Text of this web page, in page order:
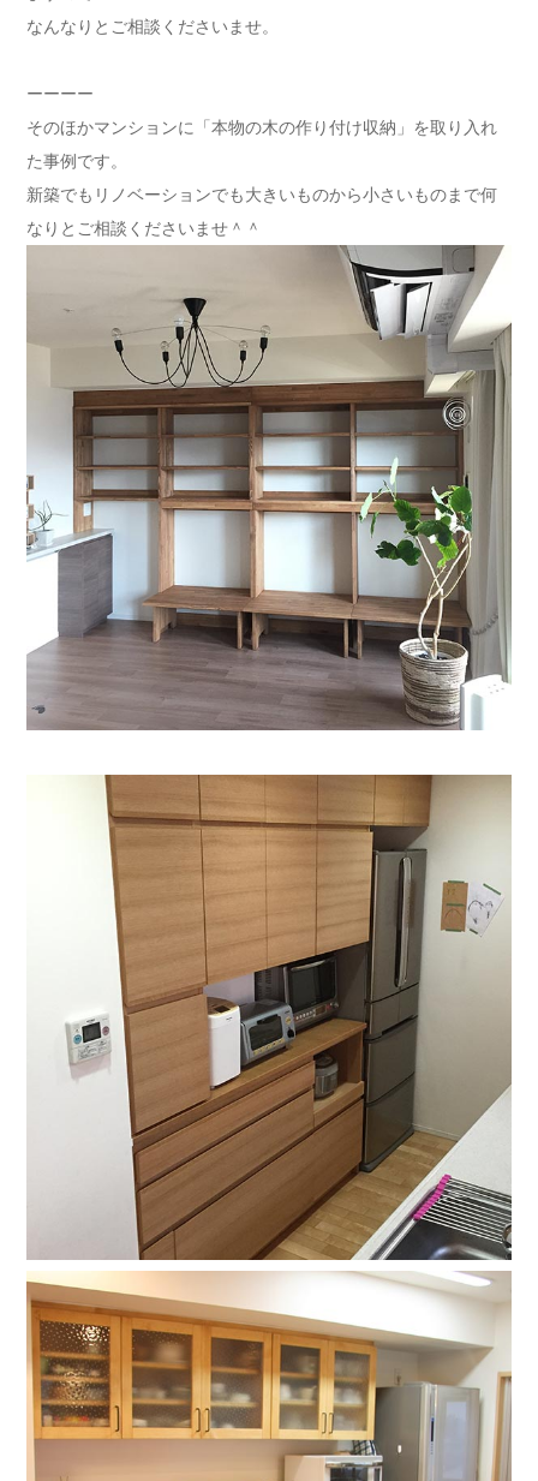
なんなりとご相談くださいませ。
ーーーー
そのほかマンションに「本物の木の作り付け収納」を取り入れ
た事例です。
新築でもリノベーションでも大きいものから小さいものまで何
なりとご相談くださいませ＾＾